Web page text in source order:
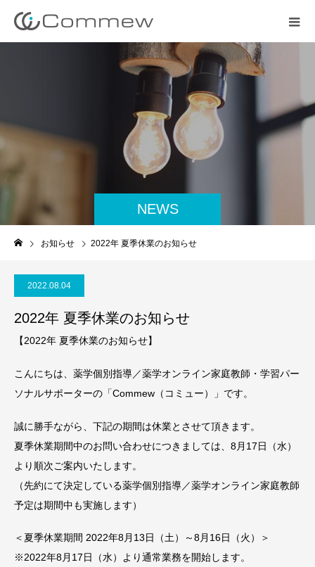
NEWS
お知らせ 2022年 夏季休業のお知らせ
2022.08.04
2022年 夏季休業のお知らせ
【2022年 夏季休業のお知らせ】
こんにちは、薬学個別指導／薬学オンライン家庭教師・学習パー
ソナルサポーターの「Commew（コミュー）」です。
誠に勝手ながら、下記の期間は休業とさせて頂きます。
夏季休業期間中のお問い合わせにつきましては、8月17日（水）
より順次ご案内いたします。
（先約にて決定している薬学個別指導／薬学オンライン家庭教師
予定は期間中も実施します）
＜夏季休業期間 2022年8月13日（土）～8月16日（火）＞
※2022年8月17日（水）より通常業務を開始します。